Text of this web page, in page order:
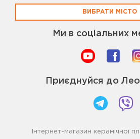
ВИБРАТИ МІСТО
Ми в соціальних
Приєднуйся до
Інтернет-магазин керамічної